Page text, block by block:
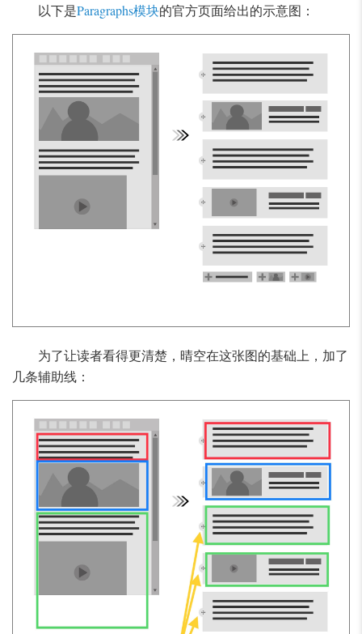
以下是Paragraphs模块的官方页面给出的示意图：
为了让读者看得更清楚，晴空在这张图的基础上，加了
几条辅助线：